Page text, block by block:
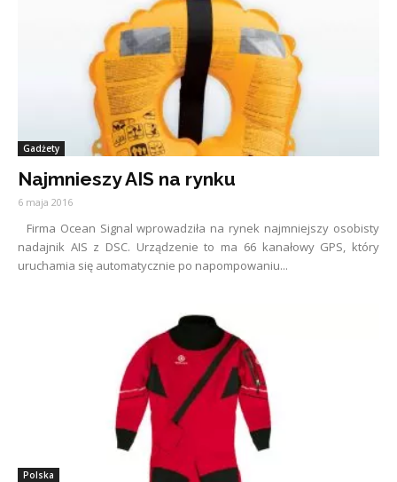
Gadżety
Najmnieszy AIS na rynku
6 maja 2016
Firma Ocean Signal wprowadziła na rynek najmniejszy osobisty
nadajnik AIS z DSC. Urządzenie to ma 66 kanałowy GPS, który
uruchamia się automatycznie po napompowaniu...
Polska